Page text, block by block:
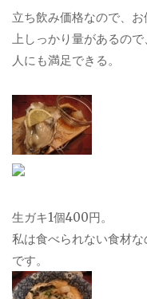
立ち飲み価格なので、
上しっかり量があるの
人にも満足できる。
生ガキ1個400円。
私は食べられない食材
です。